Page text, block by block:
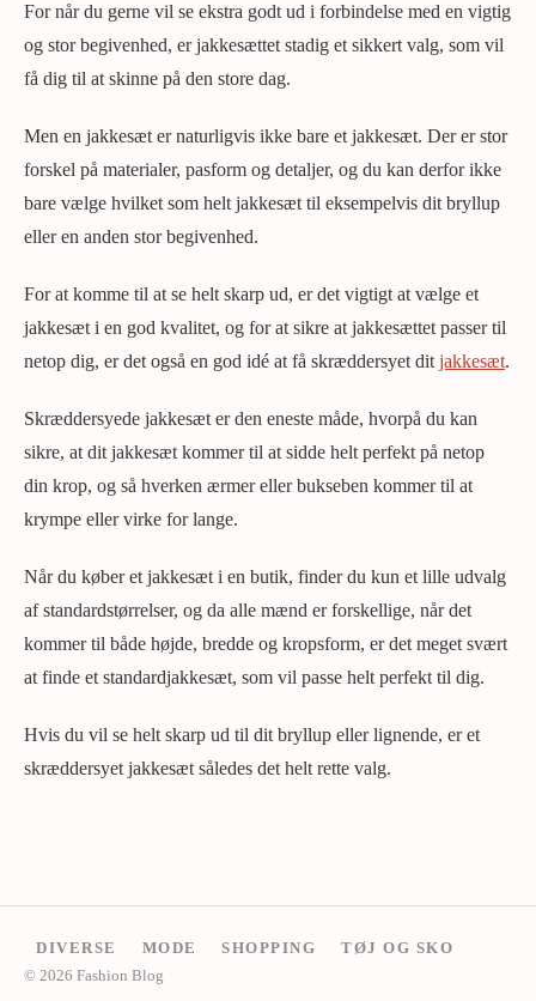
For når du gerne vil se ekstra godt ud i forbindelse med en vigtig
og stor begivenhed, er jakkesættet stadig et sikkert valg, som vil
få dig til at skinne på den store dag.
Men en jakkesæt er naturligvis ikke bare et jakkesæt. Der er stor
forskel på materialer, pasform og detaljer, og du kan derfor ikke
bare vælge hvilket som helt jakkesæt til eksempelvis dit bryllup
eller en anden stor begivenhed.
For at komme til at se helt skarp ud, er det vigtigt at vælge et
jakkesæt i en god kvalitet, og for at sikre at jakkesættet passer til
netop dig, er det også en god idé at få skræddersyet dit jakkesæt.
Skræddersyede jakkesæt er den eneste måde, hvorpå du kan
sikre, at dit jakkesæt kommer til at sidde helt perfekt på netop
din krop, og så hverken ærmer eller bukseben kommer til at
krympe eller virke for lange.
Når du køber et jakkesæt i en butik, finder du kun et lille udvalg
af standardstørrelser, og da alle mænd er forskellige, når det
kommer til både højde, bredde og kropsform, er det meget svært
at finde et standardjakkesæt, som vil passe helt perfekt til dig.
Hvis du vil se helt skarp ud til dit bryllup eller lignende, er et
skræddersyet jakkesæt således det helt rette valg.
DIVERSE MODE SHOPPING
TØJ OG SKO
© 2026 Fashion Blog